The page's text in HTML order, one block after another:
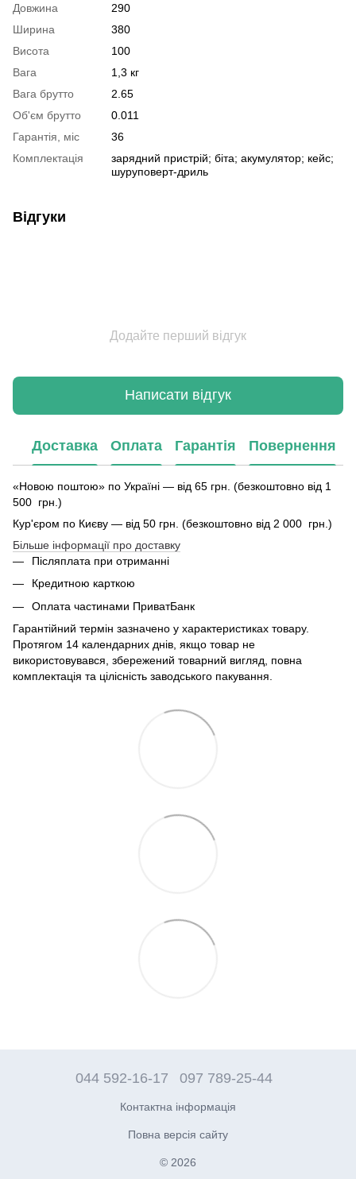
Довжина
290
Ширина
380
Висота
100
Вага
1,3 кг
Вага брутто
2.65
Об'єм брутто
0.011
Гарантія, міс
36
Комплектація
зарядний пристрій; біта; акумулятор; кейс;
шуруповерт-дриль
Відгуки
Додайте перший відгук
Написати відгук
Доставка Оплата Гарантія Повернення
«Новою поштою» по Україні — від 65 грн. (безкоштовно від 1
500 грн.)
Кур'єром по Києву — від 50 грн. (безкоштовно від 2 000 грн.)
Більше інформації про доставку
Післяплата при отриманні
Кредитною карткою
Оплата частинами ПриватБанк
Гарантійний термін зазначено у характеристиках товару.
Протягом 14 календарних днів, якщо товар не
використовувався, збережений товарний вигляд, повна
комплектація та цілісність заводського пакування.
044 592-16-17 097 789-25-44
Контактна інформація
Повна версія сайту
© 2026